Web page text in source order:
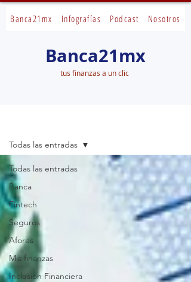
Banca21mx Infografías Podcast Nosotros
Banca21mx
tus finanzas a un clic
Todas las entradas
Banca
Fintech
Seguros
Afores
Mis finanzas
Inclusión Financiera
Todas las entradas